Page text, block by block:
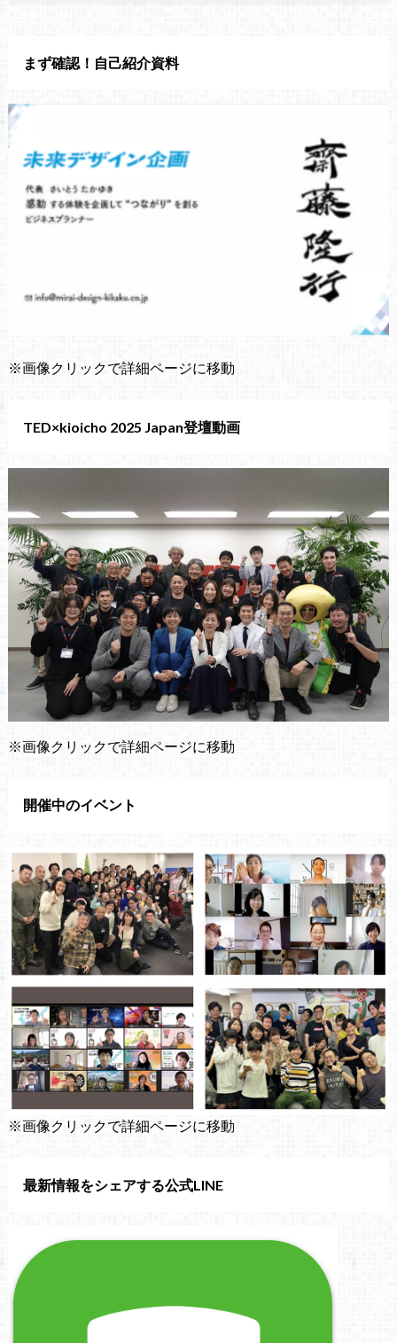
まず確認！自己紹介資料
※画像クリックで詳細ページに移動
TED×kioicho 2025 Japan登壇動画
※画像クリックで詳細ページに移動
開催中のイベント
※画像クリックで詳細ページに移動
最新情報をシェアする公式LINE